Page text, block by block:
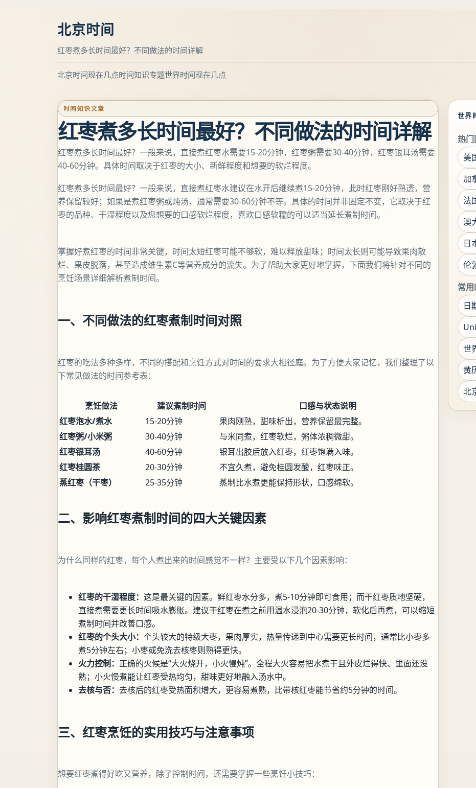
北京时间
红枣煮多长时间最好？不同做法的时间详解
北京时间现在几点时间知识专题世界时间现在几点
时间知识文章
红枣煮多长时间最好？不同做法的时间详解
红枣煮多长时间最好？一般来说，直接煮红枣水需要15-20分钟，红枣粥需要30-40分钟，红枣银耳汤需要
40-60分钟。具体时间取决于红枣的大小、新鲜程度和想要的软烂程度。
红枣煮多长时间最好？一般来说，直接煮红枣水建议在水开后继续煮15-20分钟，此时红枣刚好熟透，营
养保留较好；如果是煮红枣粥或炖汤，通常需要30-60分钟不等。具体的时间并非固定不变，它取决于红
枣的品种、干湿程度以及您想要的口感软烂程度，喜欢口感软糯的可以适当延长煮制时间。
掌握好煮红枣的时间非常关键，时间太短红枣可能不够软，难以释放甜味；时间太长则可能导致果肉散
烂、果皮脱落，甚至造成维生素C等营养成分的流失。为了帮助大家更好地掌握，下面我们将针对不同的
烹饪场景详细解析煮制时间。
一、不同做法的红枣煮制时间对照
红枣的吃法多种多样，不同的搭配和烹饪方式对时间的要求大相径庭。为了方便大家记忆，我们整理了以
下常见做法的时间参考表：
烹饪做法 建议煮制时间
口感与状态说明
红枣泡水/煮水
15-20分钟
果肉刚熟，甜味析出，营养保留最完整。
红枣粥/小米粥
30-40分钟
与米同煮，红枣软烂，粥体浓稠微甜。
红枣银耳汤
40-60分钟
银耳出胶后放入红枣，红枣饱满入味。
红枣桂圆茶
20-30分钟
不宜久煮，避免桂圆发酸，红枣味正。
蒸红枣（干枣）
25-35分钟 蒸制比水煮更能保持形状，口感绵软。
二、影响红枣煮制时间的四大关键因素
为什么同样的红枣，每个人煮出来的时间感觉不一样？主要受以下几个因素影响：
红枣的干湿程度： 这是最关键的因素。鲜红枣水分多，煮5-10分钟即可食用；而干红枣质地坚硬，
直接煮需要更长时间吸水膨胀。建议干红枣在煮之前用温水浸泡20-30分钟，软化后再煮，可以缩短
煮制时间并改善口感。
红枣的个头大小： 个头较大的特级大枣，果肉厚实，热量传递到中心需要更长时间，通常比小枣多
煮5分钟左右；小枣或免洗去核枣则熟得更快。
火力控制： 正确的火候是“大火烧开，小火慢炖”。全程大火容易把水煮干且外皮烂得快、里面还没
熟；小火慢煮能让红枣受热均匀，甜味更好地融入汤水中。
去核与否： 去核后的红枣受热面积增大，更容易煮熟，比带核红枣能节省约5分钟的时间。
三、红枣烹饪的实用技巧与注意事项
想要红枣煮得好吃又营养，除了控制时间，还需要掌握一些烹饪小技巧：
世界
热门
美
加
法
澳
日
伦
常用
日
世
黄
北